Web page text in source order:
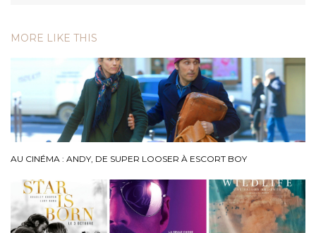
MORE LIKE THIS
AU CINÉMA : ANDY, DE SUPER LOOSER À ESCORT BOY